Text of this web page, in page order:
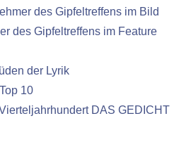
des Gipfeltreffens im Bild
des Gipfeltreffens im Feature
der Lyrik
10
DAS GEDICHT